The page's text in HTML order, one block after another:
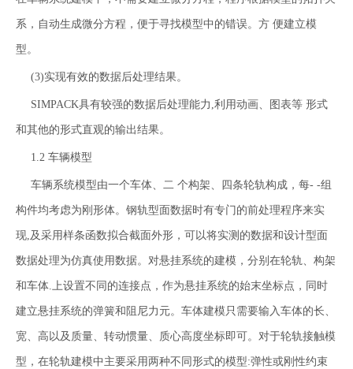
系，自动生成微分方程，便于寻找模型中的错误。方 便建立模
型。
(3)实现有效的数据后处理结果。
SIMPACK具有较强的数据后处理能力,利用动画、图表等 形式
和其他的形式直观的输出结果。
1.2 车辆模型
车辆系统模型由一个车体、二 个构架、四条轮轨构成，每- -组
构件均考虑为刚形体。钢轨型面数据时有专门的前处理程序来实
现,及采用样条函数拟合截面外形，可以将实测的数据和设计型面
数据处理为仿真使用数据。对悬挂系统的建模，分别在轮轨、构架
和车体.上设置不同的连接点，作为悬挂系统的始末坐标点，同时
建立悬挂系统的弹簧和阻尼力元。车体建模只需要输入车体的长、
宽、高以及质量、转动惯量、质心高度坐标即可。对于轮轨接触模
型，在轮轨建模中主要采用两种不同形式的模型:弹性或刚性约束